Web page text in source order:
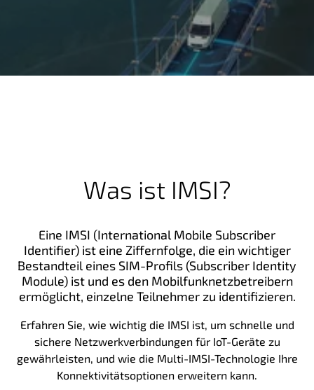
Was ist IMSI?
Eine IMSI (International Mobile Subscriber
Identifier) ist eine Ziffernfolge, die ein wichtiger
Bestandteil eines SIM-Profils (Subscriber Identity
Module) ist und es den Mobilfunknetzbetreibern
ermöglicht, einzelne Teilnehmer zu identifizieren.
Erfahren Sie, wie wichtig die IMSI ist, um schnelle und
sichere Netzwerkverbindungen für IoT-Geräte zu
gewährleisten, und wie die Multi-IMSI-Technologie Ihre
Konnektivitätsoptionen erweitern kann.